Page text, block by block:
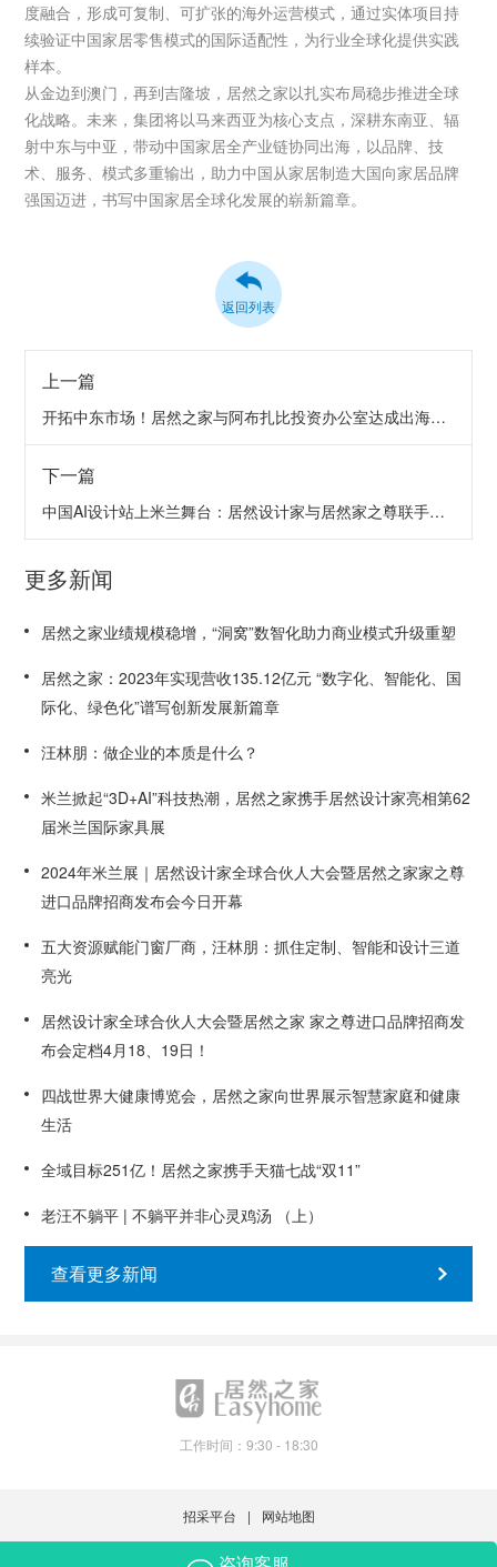
度融合，形成可复制、可扩张的海外运营模式，通过实体项目持
续验证中国家居零售模式的国际适配性，为行业全球化提供实践
样本。
从金边到澳门，再到吉隆坡，居然之家以扎实布局稳步推进全球
化战略。未来，集团将以马来西亚为核心支点，深耕东南亚、辐
射中东与中亚，带动中国家居全产业链协同出海，以品牌、技
术、服务、模式多重输出，助力中国从家居制造大国向家居品牌
强国迈进，书写中国家居全球化发展的崭新篇章。
返回列表
上一篇
开拓中东市场！居然之家与阿布扎比投资办公室达成出海共识
下一篇
中国AI设计站上米兰舞台：居然设计家与居然家之尊联手重构家居产业生态
更多新闻
居然之家业绩规模稳增，“洞窝”数智化助力商业模式升级重塑
居然之家：2023年实现营收135.12亿元 “数字化、智能化、国
际化、绿色化”谱写创新发展新篇章
汪林朋：做企业的本质是什么？
米兰掀起“3D+AI”科技热潮，居然之家携手居然设计家亮相第62
届米兰国际家具展
2024年米兰展｜居然设计家全球合伙人大会暨居然之家家之尊
进口品牌招商发布会今日开幕
五大资源赋能门窗厂商，汪林朋：抓住定制、智能和设计三道
亮光
居然设计家全球合伙人大会暨居然之家 家之尊进口品牌招商发
布会定档4月18、19日！
四战世界大健康博览会，居然之家向世界展示智慧家庭和健康
生活
全域目标251亿！居然之家携手天猫七战“双11”
老汪不躺平 | 不躺平并非心灵鸡汤 （上）
查看更多新闻
工作时间：9:30 - 18:30
招采平台
网站地图
Copyright© 2021-2023 Easyhome lnc. 保留所有权利.